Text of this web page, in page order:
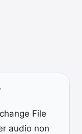
File
audio non